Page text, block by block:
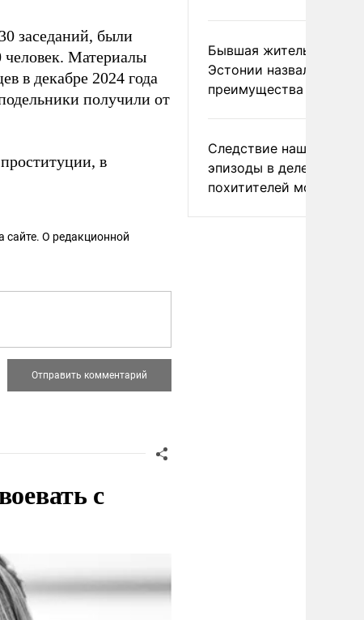
заседаний, были
Материалы
в декабре 2024 года
получили от
в
сайте. О редакционной
с
Бывшая жительница
Эстонии назвала
преимущества России
Следствие нашло
эпизоды в деле
похитителей москвичек